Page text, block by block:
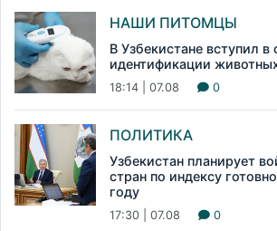
НАШИ ПИТОМЦЫ
В Узбекистане вступил в
идентификации
18:14 | 07.08 0
ПОЛИТИКА
Узбекистан планирует
стран по индексу
году
17:30 | 07.08 0